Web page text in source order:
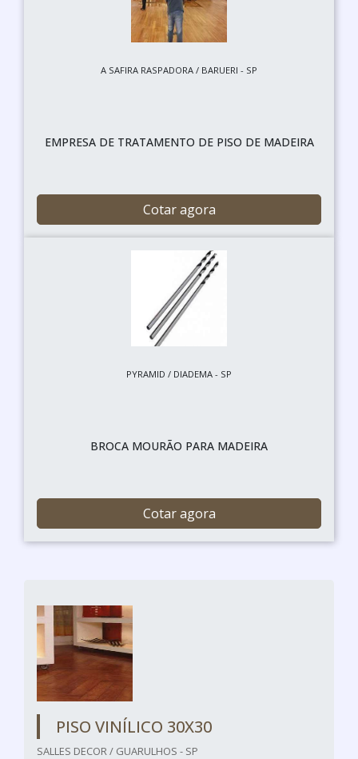
A SAFIRA RASPADORA / BARUERI - SP
EMPRESA DE TRATAMENTO DE PISO DE MADEIRA
Cotar agora
PYRAMID / DIADEMA - SP
BROCA MOURÃO PARA MADEIRA
Cotar agora
PISO VINÍLICO 30X30
SALLES DECOR / GUARULHOS - SP